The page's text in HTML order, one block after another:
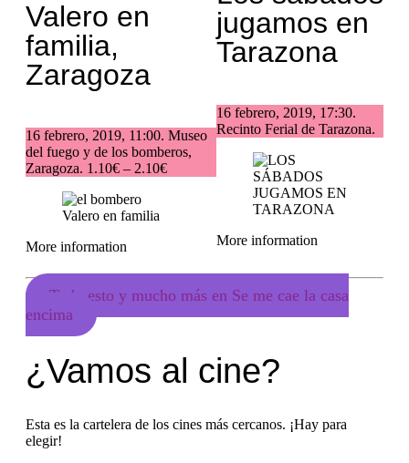
Valero en
familia,
Zaragoza
16 febrero, 2019, 11:00. Museo
del fuego y de los bomberos,
Zaragoza. 1.10€ – 2.10€
More information
jugamos en
Tarazona
16 febrero, 2019, 17:30.
Recinto Ferial de Tarazona.
More information
Todo esto y mucho más en Se me cae la casa
encima
¿Vamos al cine?
Esta es la cartelera de los cines más cercanos. ¡Hay para
elegir!